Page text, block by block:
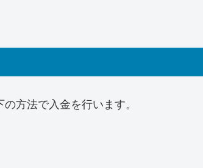
方法で入金を行います。